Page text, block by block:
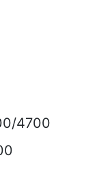
4700